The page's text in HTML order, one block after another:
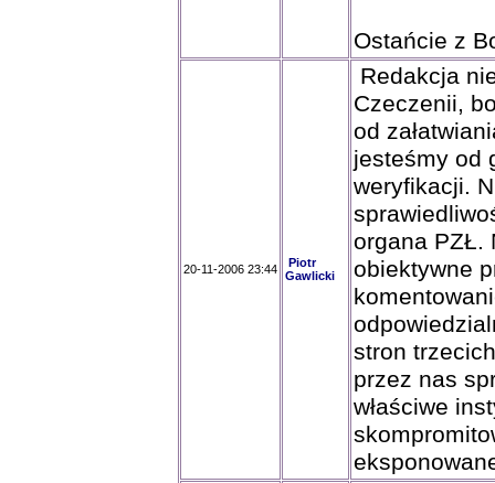
Ostańcie z
20-11-2006 23:44
Piotr
Gawlicki
Redakcja
Czeczenii,
od
jesteśmy od
weryfikacji.
organa PZŁ.
obiektywne
stron
przez nas
właściwe